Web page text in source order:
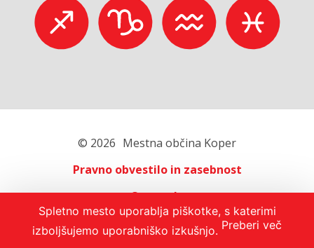
© 2026 Mestna občina Koper
Pravno obvestilo in zasebnost
O portalu
Oglaševanje
Spletno mesto uporablja piškotke, s katerimi
izboljšujemo uporabniško izkušnjo. Preberi več